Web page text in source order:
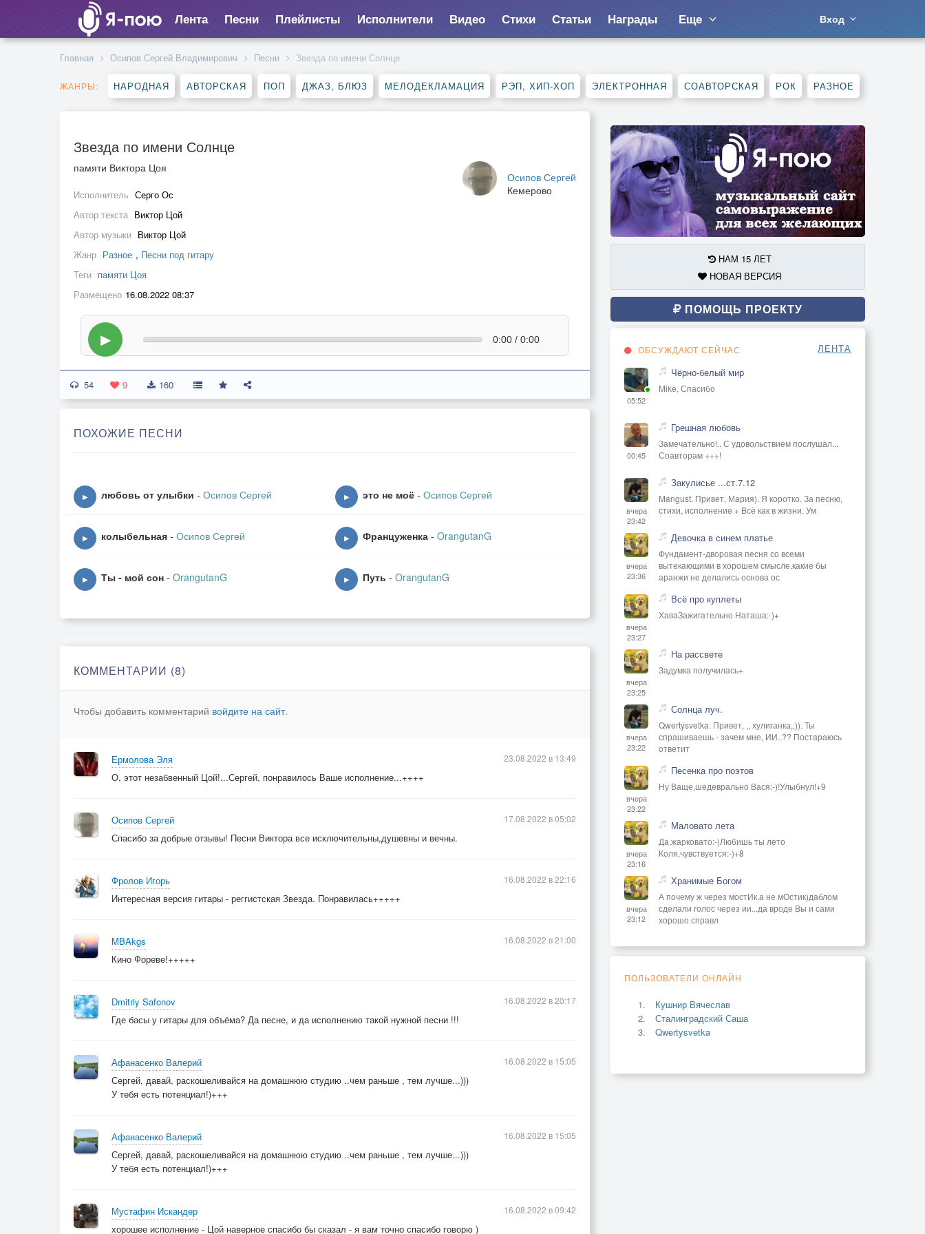
Лента Песни Плейлисты Исполнители Видео Стихи Статьи Награды Еще Вход
Главная Осипов Сергей Владимирович Песни Звезда по имени Солнце
ЖАНРЫ: НАРОДНАЯ АВТОРСКАЯ ПОП ДЖАЗ, БЛЮЗ МЕЛОДЕКЛАМАЦИЯ РЭП, ХИП-ХОП ЭЛЕКТРОННАЯ СОАВТОРСКАЯ РОК РАЗНОЕ
Звезда по имени Солнце
Осипов Сергей
Кемерово
памяти Виктора Цоя
Исполнитель Серго Ос
Автор текста Виктор Цой
Автор музыки Виктор Цой
Жанр Разное , Песни под гитару
Теги памяти Цоя
Размещено 16.08.2022 08:37
▶ 0:00 / 0:00
54 9 160
ПОХОЖИЕ ПЕСНИ
▶ любовь от улыбки - Осипов Сергей ▶ это не моё - Осипов Сергей
▶ колыбельная - Осипов Сергей ▶ Француженка - OrangutanG
▶ Ты - мой сон - OrangutanG ▶ Путь - OrangutanG
КОММЕНТАРИИ (8)
Чтобы добавить комментарий войдите на сайт.
Ермолова Эля
О, этот незабвенный Цой!...Сергей, понравилось Ваше исполнение...++++
23.08.2022 в 13:49
Осипов Сергей
Спасибо за добрые отзывы! Песни Виктора все исключительны,душевны и вечны.
17.08.2022 в 05:02
Фролов Игорь
Интересная версия гитары - реггистская Звезда. Понравилась+++++
16.08.2022 в 22:16
MBAkgs
Кино Фореве!+++++
16.08.2022 в 21:00
Dmitriy Safonov
Где басы у гитары для объёма? Да песне, и да исполнению такой нужной песни !!!
16.08.2022 в 20:17
Афанасенко Валерий
Сергей, давай, раскошеливайся на домашнюю студию ..чем раньше , тем лучше...)))
У тебя есть потенциал!)+++
16.08.2022 в 15:05
Афанасенко Валерий
Сергей, давай, раскошеливайся на домашнюю студию ..чем раньше , тем лучше...)))
У тебя есть потенциал!)+++
16.08.2022 в 15:05
Мустафин Искандер
хорошее исполнение - Цой наверное спасибо бы сказал - я вам точно спасибо говорю )
16.08.2022 в 09:42
НАМ 15 ЛЕТ
НОВАЯ ВЕРСИЯ
ПОМОЩЬ ПРОЕКТУ
ОБСУЖДАЮТ СЕЙЧАС ЛЕНТА
05:52
Чёрно-белый мир
Mike, Спасибо
00:45
Грешная любовь
Замечательно!.. С удовольствием послушал...
Соавторам +++!
вчера
23:42
Закулисье ...ст.7.12
Mangust. Привет, Мария). Я коротко. За песню,
стихи, исполнение + Всё как в жизни. Ум
вчера
23:36
Девочка в синем платье
Фундамент-дворовая песня со всеми
вытекающими в хорошем смысле,какие бы
аранжи не делались основа ос
вчера
23:27
Всё про куплеты
ХаваЗажигательно Наташа:-)+
вчера
23:25
На рассвете
Задумка получилась+
вчера
23:22
Солнца луч.
Qwertysvetka. Привет, ,, хулиганка,,)). Ты
спрашиваешь - зачем мне, ИИ..?? Постараюсь
ответит
вчера
23:22
Песенка про поэтов
Ну Ваще,шедеврально Вася:-)!Улыбнул!+9
вчера
23:16
Маловато лета
Да,жарковато:-)Любишь ты лето
Коля,чувствуется:-)+8
вчера
23:12
Хранимые Богом
А почему ж через мостИк,а не мОстик)даблом
сделали голос через ии...да вроде Вы и сами
хорошо справл
ПОЛЬЗОВАТЕЛИ ОНЛАЙН
Кушнир Вячеслав
Сталинградский Саша
Qwertysvetka